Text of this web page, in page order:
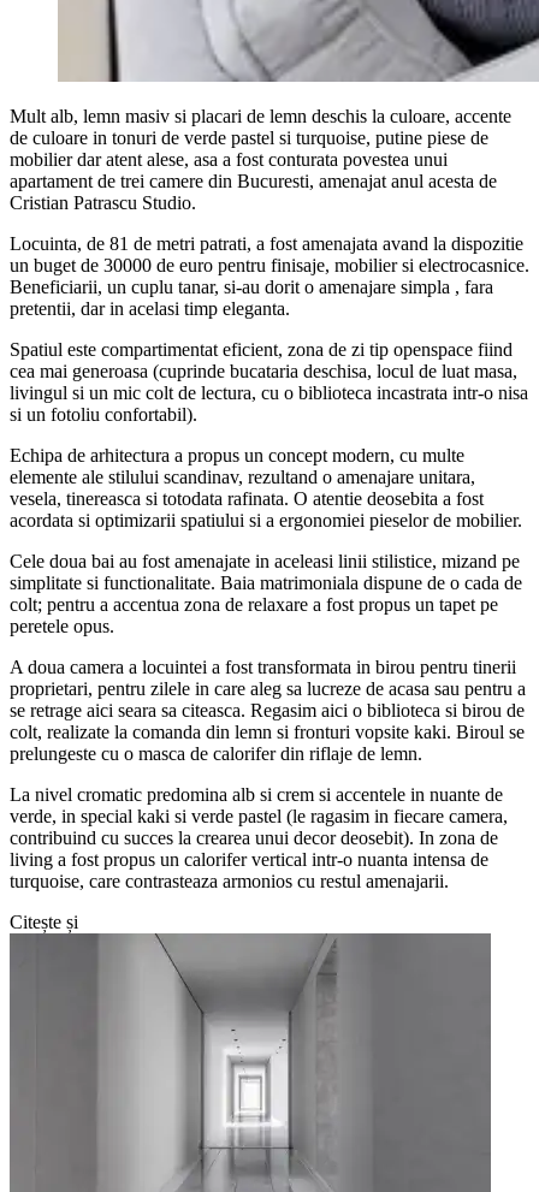
Mult alb, lemn masiv si placari de lemn deschis la culoare, accente
de culoare in tonuri de verde pastel si turquoise, putine piese de
mobilier dar atent alese, asa a fost conturata povestea unui
apartament de trei camere din Bucuresti, amenajat anul acesta de
Cristian Patrascu Studio.
Locuinta, de 81 de metri patrati, a fost amenajata avand la dispozitie
un buget de 30000 de euro pentru finisaje, mobilier si electrocasnice.
Beneficiarii, un cuplu tanar, si-au dorit o amenajare simpla , fara
pretentii, dar in acelasi timp eleganta.
Spatiul este compartimentat eficient, zona de zi tip openspace fiind
cea mai generoasa (cuprinde bucataria deschisa, locul de luat masa,
livingul si un mic colt de lectura, cu o biblioteca incastrata intr-o nisa
si un fotoliu confortabil).
Echipa de arhitectura a propus un concept modern, cu multe
elemente ale stilului scandinav, rezultand o amenajare unitara,
vesela, tinereasca si totodata rafinata. O atentie deosebita a fost
acordata si optimizarii spatiului si a ergonomiei pieselor de mobilier.
Cele doua bai au fost amenajate in aceleasi linii stilistice, mizand pe
simplitate si functionalitate. Baia matrimoniala dispune de o cada de
colt; pentru a accentua zona de relaxare a fost propus un tapet pe
peretele opus.
A doua camera a locuintei a fost transformata in birou pentru tinerii
proprietari, pentru zilele in care aleg sa lucreze de acasa sau pentru a
se retrage aici seara sa citeasca. Regasim aici o biblioteca si birou de
colt, realizate la comanda din lemn si fronturi vopsite kaki. Biroul se
prelungeste cu o masca de calorifer din riflaje de lemn.
La nivel cromatic predomina alb si crem si accentele in nuante de
verde, in special kaki si verde pastel (le ragasim in fiecare camera,
contribuind cu succes la crearea unui decor deosebit). In zona de
living a fost propus un calorifer vertical intr-o nuanta intensa de
turquoise, care contrasteaza armonios cu restul amenajarii.
Citește și